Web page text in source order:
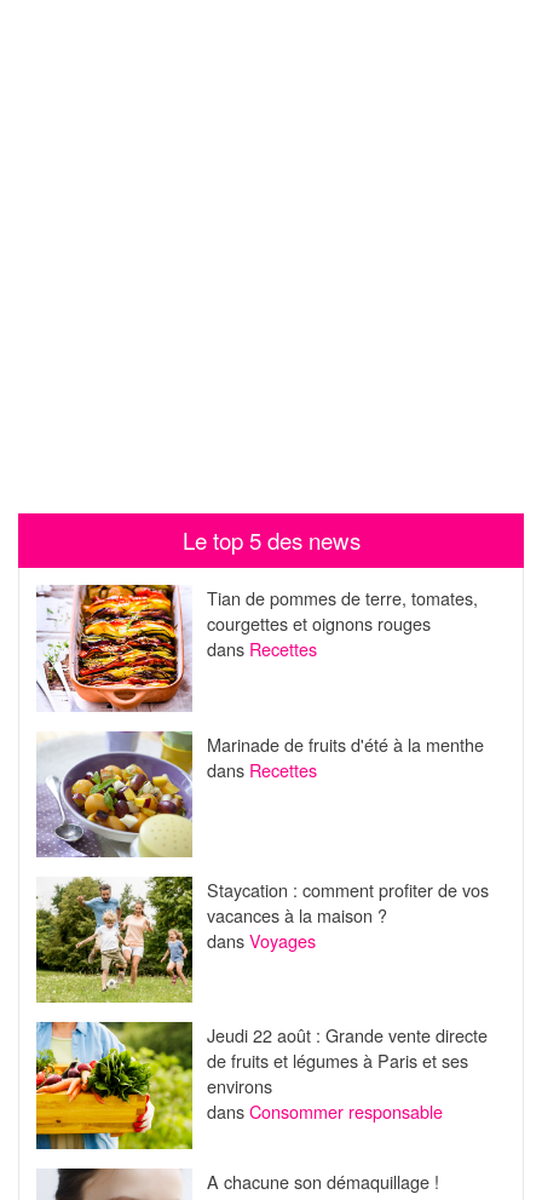
Le top 5 des news
Tian de pommes de terre, tomates,
courgettes et oignons rouges
dans Recettes
Marinade de fruits d'été à la menthe
dans Recettes
Staycation : comment profiter de vos
vacances à la maison ?
dansVoyages
Jeudi 22 août : Grande vente directe
de fruits et légumes à Paris et ses
environs
dansConsommer responsable
A chacune son démaquillage !